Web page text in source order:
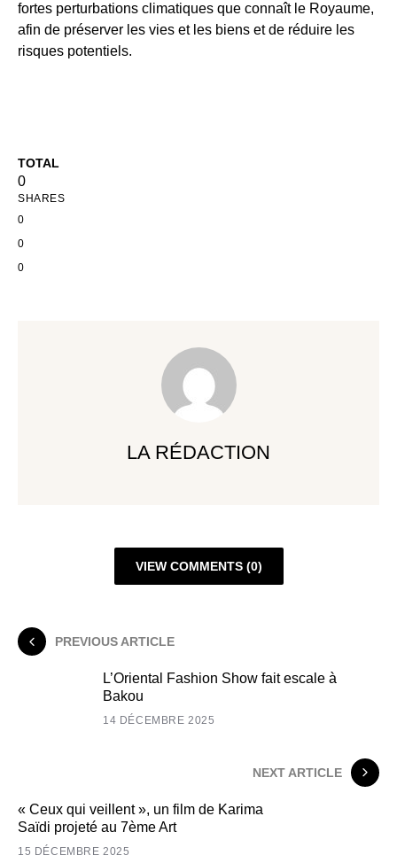
fortes perturbations climatiques que connaît le Royaume,
afin de préserver les vies et les biens et de réduire les
risques potentiels.
TOTAL
0
SHARES
0
0
0
LA RÉDACTION
VIEW COMMENTS (0)
PREVIOUS ARTICLE
L’Oriental Fashion Show fait escale à
Bakou
14 DÉCEMBRE 2025
NEXT ARTICLE
« Ceux qui veillent », un film de Karima
Saïdi projeté au 7ème Art
15 DÉCEMBRE 2025